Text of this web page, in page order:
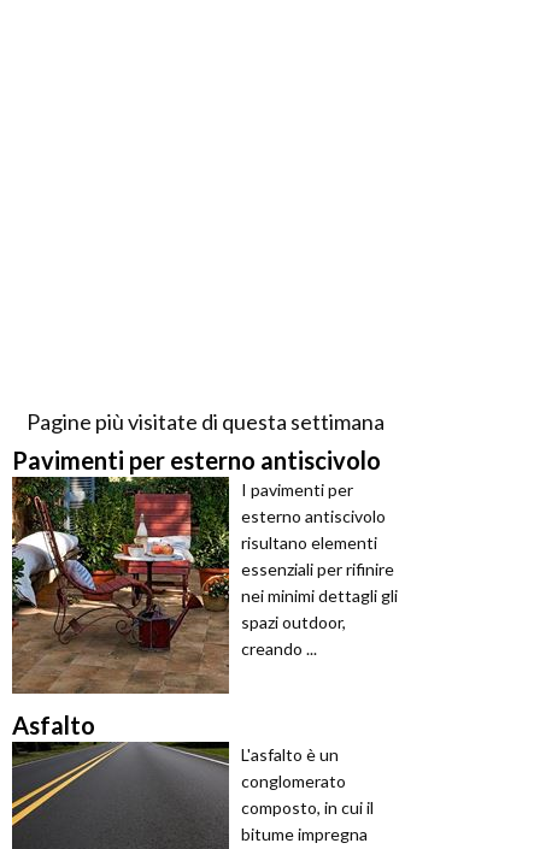
Pagine più visitate di questa settimana
Pavimenti per esterno antiscivolo
I pavimenti per
esterno antiscivolo
risultano elementi
essenziali per rifinire
nei minimi dettagli gli
spazi outdoor,
creando ...
Asfalto
L'asfalto è un
conglomerato
composto, in cui il
bitume impregna